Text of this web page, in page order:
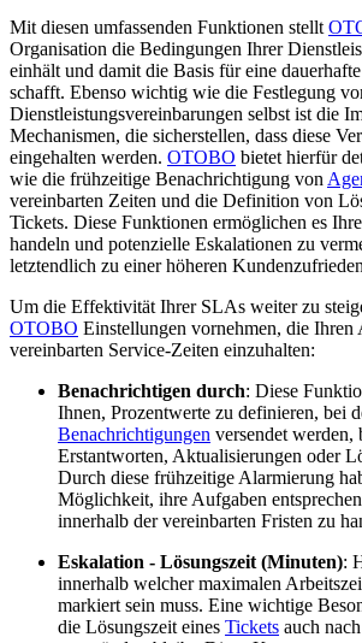
Mit diesen umfassenden Funktionen stellt
Organisation die Bedingungen Ihrer
einhält und damit die Basis für eine
schafft. Ebenso wichtig wie die Festlegung
Dienstleistungsvereinbarungen selbst ist die
Mechanismen, die sicherstellen, dass diese
eingehalten werden. OTOBO bietet hierfür
wie die frühzeitige Benachrichtigung von
vereinbarten Zeiten und die Definition von
Tickets. Diese Funktionen ermöglichen es
handeln und potenzielle Eskalationen zu
letztendlich zu einer höheren
Um die Effektivität Ihrer SLAs weiter zu
OTOBO Einstellungen vornehmen, die Ihren
vereinbarten Service-Zeiten einzuhalten:
Benachrichtigen durch: Diese
Ihnen, Prozentwerte zu definieren, bei
Benachrichtigungen versendet
Erstantworten, Aktualisierungen oder
Durch diese frühzeitige Alarmierung
Möglichkeit, ihre Aufgaben
innerhalb der vereinbarten Fristen zu
Eskalation - Lösungszeit (Minuten):
innerhalb welcher maximalen
markiert sein muss. Eine wichtige
die Lösungszeit eines Tickets auch